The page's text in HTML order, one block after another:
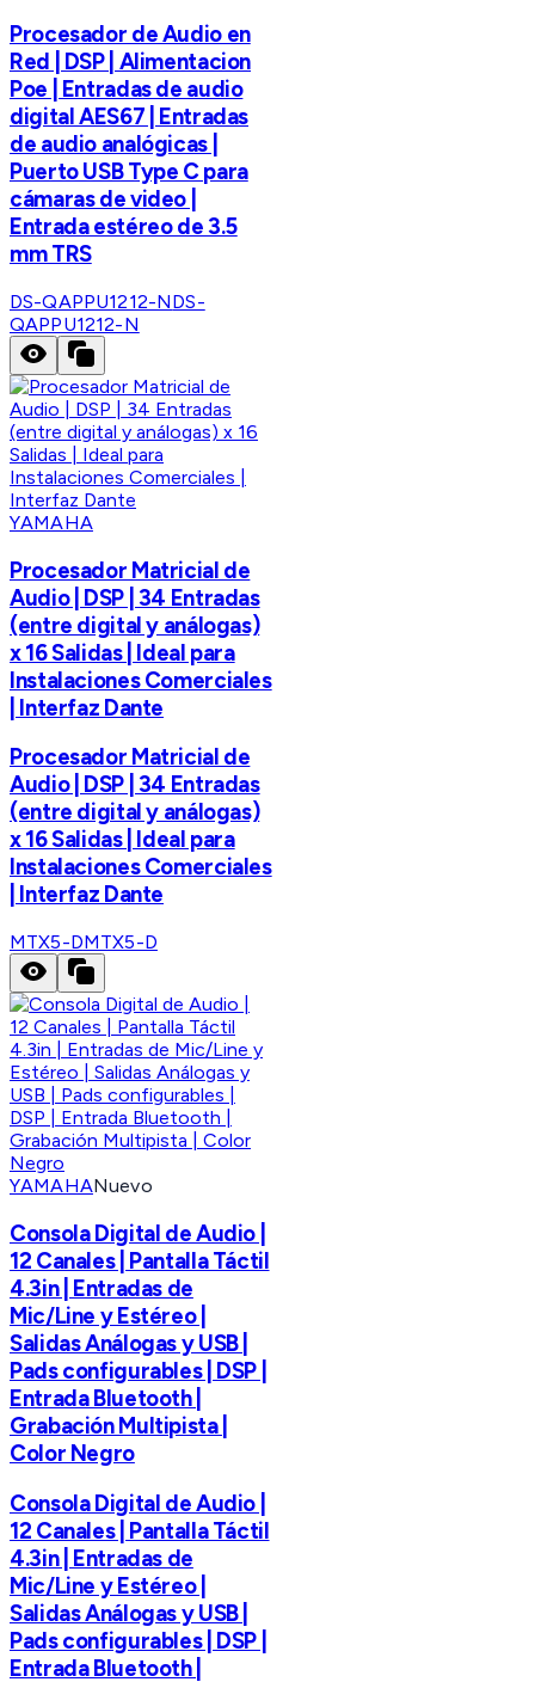
Procesador de Audio en
Red | DSP | Alimentacion
Poe | Entradas de audio
digital AES67 | Entradas
de audio analógicas |
Puerto USB Type C para
cámaras de video |
Entrada estéreo de 3.5
mm TRS
DS-QAPPU1212-NDS-
QAPPU1212-N
YAMAHA
Procesador Matricial de
Audio | DSP | 34 Entradas
(entre digital y análogas)
x 16 Salidas | Ideal para
Instalaciones Comerciales
| Interfaz Dante
Procesador Matricial de
Audio | DSP | 34 Entradas
(entre digital y análogas)
x 16 Salidas | Ideal para
Instalaciones Comerciales
| Interfaz Dante
MTX5-DMTX5-D
YAMAHANuevo
Consola Digital de Audio |
12 Canales | Pantalla Táctil
4.3in | Entradas de
Mic/Line y Estéreo |
Salidas Análogas y USB |
Pads configurables | DSP |
Entrada Bluetooth |
Grabación Multipista |
Color Negro
Consola Digital de Audio |
12 Canales | Pantalla Táctil
4.3in | Entradas de
Mic/Line y Estéreo |
Salidas Análogas y USB |
Pads configurables | DSP |
Entrada Bluetooth |